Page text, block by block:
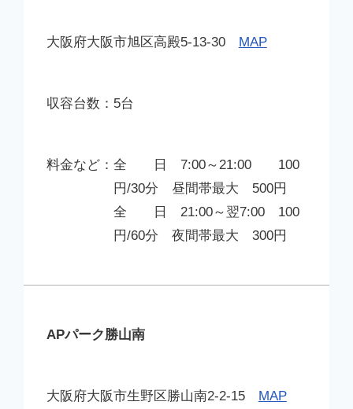
大阪府大阪市旭区高殿5-13-30 MAP
5台
全 日 7:00～21:00 100
円/30分 昼間帯最大 500円
全 日 21:00～翌7:00 100
円/60分 夜間帯最大 300円
APパーク勝山南
大阪府大阪市生野区勝山南2-2-15 MAP